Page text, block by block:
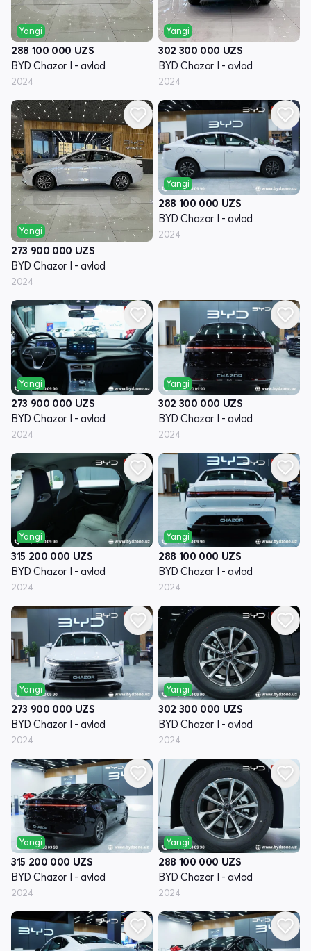
Yangi
288 100 000 UZS
BYD Chazor I - avlod
2024
Yangi
302 300 000 UZS
BYD Chazor I - avlod
2024
Yangi
273 900 000 UZS
BYD Chazor I - avlod
2024
Yangi
288 100 000 UZS
BYD Chazor I - avlod
2024
Yangi
273 900 000 UZS
BYD Chazor I - avlod
2024
Yangi
302 300 000 UZS
BYD Chazor I - avlod
2024
Yangi
315 200 000 UZS
BYD Chazor I - avlod
2024
Yangi
288 100 000 UZS
BYD Chazor I - avlod
2024
Yangi
273 900 000 UZS
BYD Chazor I - avlod
2024
Yangi
302 300 000 UZS
BYD Chazor I - avlod
2024
Yangi
315 200 000 UZS
BYD Chazor I - avlod
2024
Yangi
288 100 000 UZS
BYD Chazor I - avlod
2024